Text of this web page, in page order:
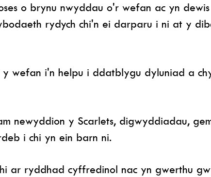
o brynu nwyddau o'r wefan ac yn
rydych chi'n ei darparu i ni at y
wefan i'n helpu i ddatblygu dyluniad a
newyddion y Scarlets, digwyddiadau,
i chi yn ein barn ni.
ar ryddhad cyffredinol nac yn gwerthu